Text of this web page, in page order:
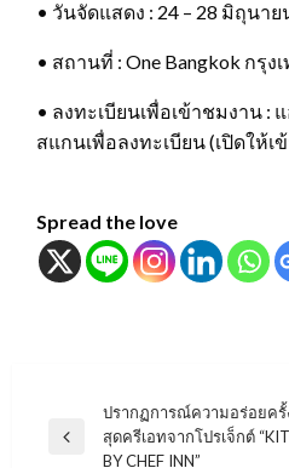
• วันจัดแสดง : 24 – 28 มิถุนาย
• สถานที่ : One Bangkok กรุง
• ลงทะเบียนเพื่อเข้าชมงาน :
สแกนเพื่อลงทะเบียน (เปิดให้
Spread the love
แนะแนว
เรื่อง
Previous
ปรากฏการณ์ความอร่อยครั้
สุดครีเอทจากโปรเจ็กต์
BY CHEF INN”